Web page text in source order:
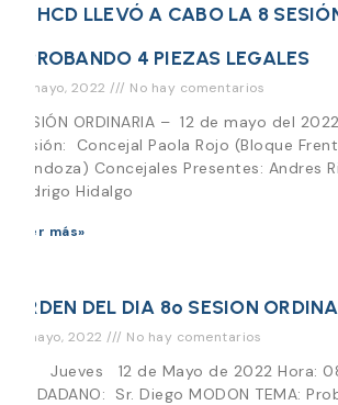
EL HCD LLEVÓ A CABO LA 8
APROBANDO 4 PIEZAS LEGALES
13 mayo, 2022 No hay comentarios
SESIÓN ORDINARIA – 12 de mayo del
Sesión: Concejal Paola Rojo (Bloque
Mendoza) Concejales Presentes: Andres
Rodrigo Hidalgo
Leer más»
ORDEN DEL DIA 8º SESION
11 mayo, 2022 No hay comentarios
Día Jueves 12 de Mayo de 2022 Hora:
CIUDADANO: Sr. Diego MODON TEMA: